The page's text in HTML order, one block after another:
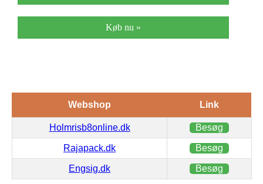
Køb nu »
Webshop Link
Holmrisb8online.dk Besøg
Rajapack.dk Besøg
Engsig.dk Besøg